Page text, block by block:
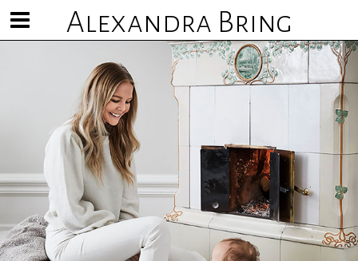
Alexandra Bring
Visa/göm
meny